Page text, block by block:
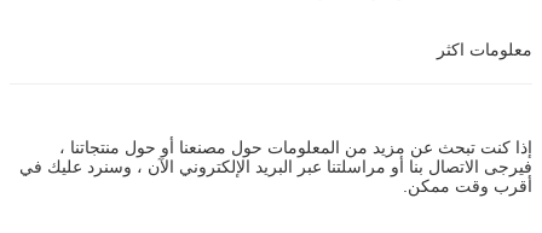
معلومات اكثر
إذا كنت تبحث عن مزيد من المعلومات حول مصنعنا أو حول منتجاتنا ،
فيرجى الاتصال بنا أو مراسلتنا عبر البريد الإلكتروني الآن ، وسنرد عليك في
أقرب وقت ممكن.